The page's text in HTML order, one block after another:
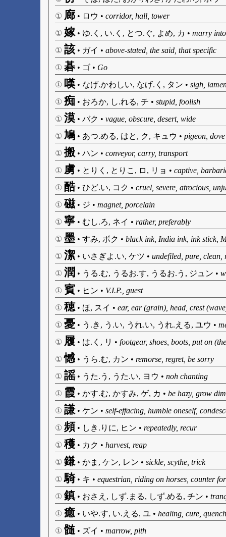
① 廊 • ロウ • corridor, hall, tower
① 嫁 • ゆ.く, い.く, とつ.ぐ, よめ, カ • marry
① 該 • ガイ • above-stated, the said, that specific
① 碁• ゴ • Go
① 嘆• なげ.かわしい, なげ.く, タン • sigh,
① 痴 • おろか, し.れる, チ • stupid, foolish
① 漠 • バク • vague, obscure, desert, wide
① 鳩 • あつ.める, はと, ク, キュウ • pigeon, dove
① 搬 • ハン • conveyor, carry, transport
① 虜 • とりく, とりこ, ロ, リョ • captive,
① 酷• ひど.い, コク • cruel, severe, atrocious,
① 磁 • ジ • magnet, porcelain
① 寧 • むし.ろ, ネイ • rather, preferably
① 墨 • すみ, ボク • black ink, India ink, ink stick,
① 潔 • いさぎよ.い, ケツ • undefiled, pure, clean,
① 潤 • うる.む, うるお.す, うるお.う, ジュン •
① 賓 • ヒン • V.I.P., guest
① 穂 • ほ, スイ • ear, ear (grain), head, crest
① 憂 • う.き, う.い, うれ.い, うれ.える, ユウ •
① 履 • は.く, リ • footgear, shoes, boots, put on
① 憾 • うら.む, カン • remorse, regret, be sorry
① 謡• うた.う, うた.い, ヨウ • noh chanting
① 霞 • かす.む, かすみ, ゲ, カ • be hazy, grow
① 謙• ケン • self-effacing, humble oneself,
① 頻 • しき.りに, ヒン • repeatedly, recur
① 穫 • カク • harvest, reap
① 鎌 • かま, ケン, レン • sickle, scythe, trick
① 騎• キ • equestrian, riding on horses, counter
① 鎮• おさえ, しず.まる, しず.める, チン •
① 癒 • いや.す, い.える, ユ • healing, cure,
① 髄 • ズイ • marrow, pith